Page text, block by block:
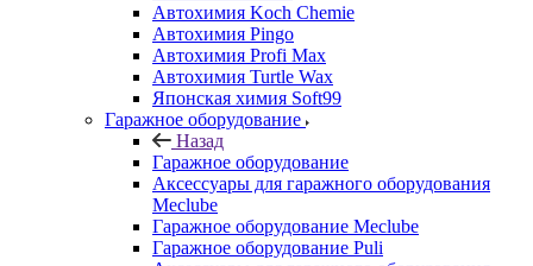
Автохимия Koch Chemie
Автохимия Pingo
Автохимия Profi Max
Автохимия Turtle Wax
Японская химия Soft99
Гаражное оборудование
Назад
Гаражное оборудование
Аксессуары для гаражного оборудования
Meclube
Гаражное оборудование Meclube
Гаражное оборудование Puli